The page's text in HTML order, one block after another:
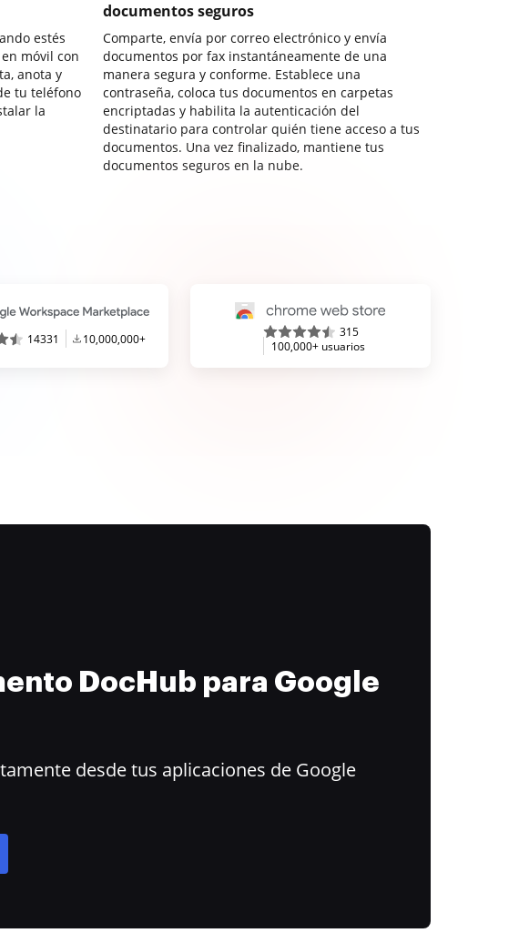
estés
móvil con
anota y
tu teléfono
la
documentos seguros
Comparte, envía por correo electrónico y envía
documentos por fax instantáneamente de una
manera segura y conforme. Establece una
contraseña, coloca tus documentos en carpetas
encriptadas y habilita la autenticación del
destinatario para controlar quién tiene acceso a tus
documentos. Una vez finalizado, mantiene tus
documentos seguros en la nube.
14331 10,000,000+
315
100,000+ usuarios
DocHub para Google
desde tus aplicaciones de Google